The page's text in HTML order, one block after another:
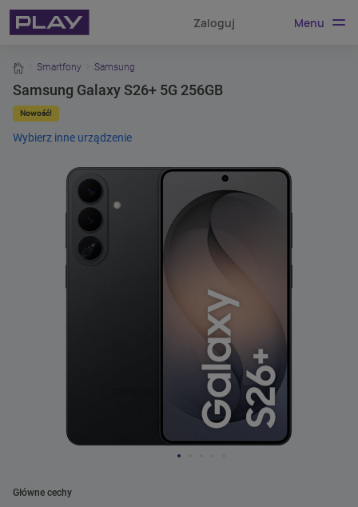
Zaloguj Menu
home
Smartfony Samsung
Samsung Galaxy S26+ 5G 256GB
Nowość!
Wybierz inne urządzenie
Główne cechy